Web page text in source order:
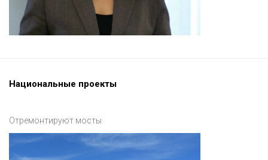
Национальные проекты
Отремонтируют мосты